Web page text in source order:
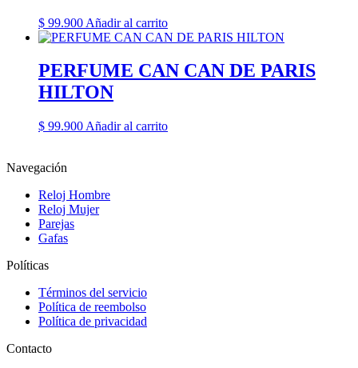
$ 99.900 Añadir al carrito
PERFUME CAN CAN DE PARIS
HILTON
$ 99.900 Añadir al carrito
Navegación
Reloj Hombre
Reloj Mujer
Parejas
Gafas
Políticas
Términos del servicio
Política de reembolso
Política de privacidad
Contacto